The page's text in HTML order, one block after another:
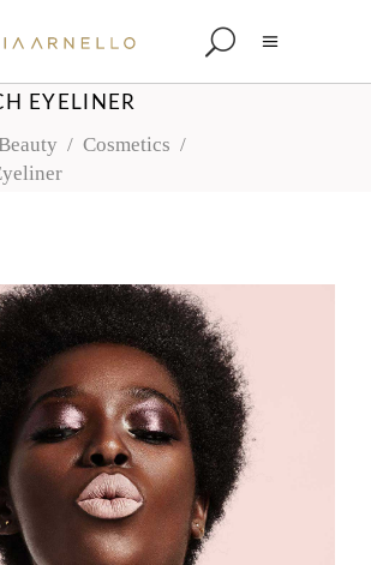
EYELINER
/ Cosmetics /